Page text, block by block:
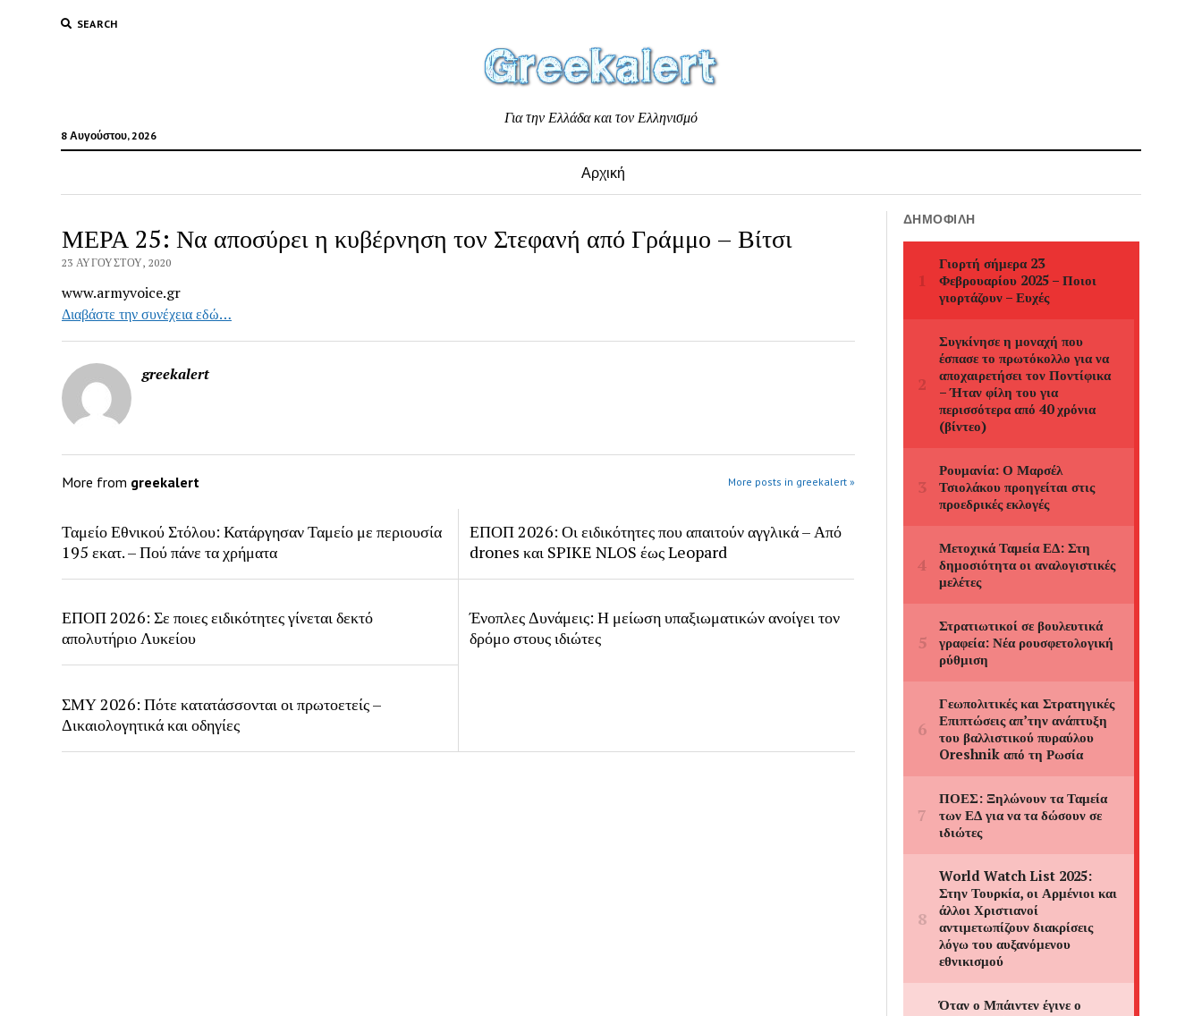
SEARCH
8 Αυγούστου, 2026
Για την Ελλάδα και τον Ελληνισμό
Αρχική
ΜΕΡΑ 25: Να αποσύρει η κυβέρνηση τον Στεφανή από Γράμμο – Βίτσι
23 ΑΥΓΟΎΣΤΟΥ, 2020
www.armyvoice.gr
Διαβάστε την συνέχεια εδώ…
greekalert
More from greekalert More posts in greekalert »
Ταμείο Εθνικού Στόλου: Κατάργησαν Ταμείο με περιουσία
195 εκατ. – Πού πάνε τα χρήματα
ΕΠΟΠ 2026: Οι ειδικότητες που απαιτούν αγγλικά – Από
drones και SPIKE NLOS έως Leopard
ΕΠΟΠ 2026: Σε ποιες ειδικότητες γίνεται δεκτό
απολυτήριο Λυκείου
Ένοπλες Δυνάμεις: Η μείωση υπαξιωματικών ανοίγει τον
δρόμο στους ιδιώτες
ΣΜΥ 2026: Πότε κατατάσσονται οι πρωτοετείς –
Δικαιολογητικά και οδηγίες
ΔΗΜΟΦΙΛΉ